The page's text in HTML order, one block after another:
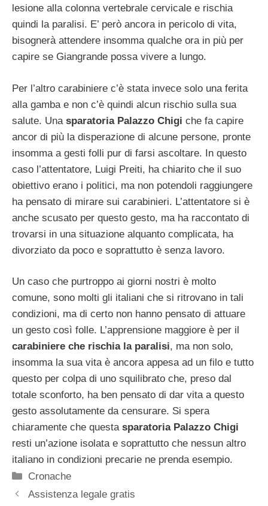
lesione alla colonna vertebrale cervicale e rischia
quindi la paralisi. E’ però ancora in pericolo di vita,
bisognerà attendere insomma qualche ora in più per
capire se Giangrande possa vivere a lungo.
Per l’altro carabiniere c’è stata invece solo una ferita
alla gamba e non c’è quindi alcun rischio sulla sua
salute. Una sparatoria Palazzo Chigi che fa capire
ancor di più la disperazione di alcune persone, pronte
insomma a gesti folli pur di farsi ascoltare. In questo
caso l’attentatore, Luigi Preiti, ha chiarito che il suo
obiettivo erano i politici, ma non potendoli raggiungere
ha pensato di mirare sui carabinieri. L’attentatore si è
anche scusato per questo gesto, ma ha raccontato di
trovarsi in una situazione alquanto complicata, ha
divorziato da poco e soprattutto è senza lavoro.
Un caso che purtroppo ai giorni nostri è molto
comune, sono molti gli italiani che si ritrovano in tali
condizioni, ma di certo non hanno pensato di attuare
un gesto così folle. L’apprensione maggiore è per il
carabiniere che rischia la paralisi, ma non solo,
insomma la sua vita è ancora appesa ad un filo e tutto
questo per colpa di uno squilibrato che, preso dal
totale sconforto, ha ben pensato di dar vita a questo
gesto assolutamente da censurare. Si spera
chiaramente che questasparatoria Palazzo Chigi
resti un’azione isolata e soprattutto che nessun altro
italiano in condizioni precarie ne prenda esempio.
Categorie
Cronache
Assistenza legale gratis